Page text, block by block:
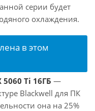
серии будет
охлаждения.
в этом
5060 Ti 16ГБ —
Blackwell для ПК
она на 25%